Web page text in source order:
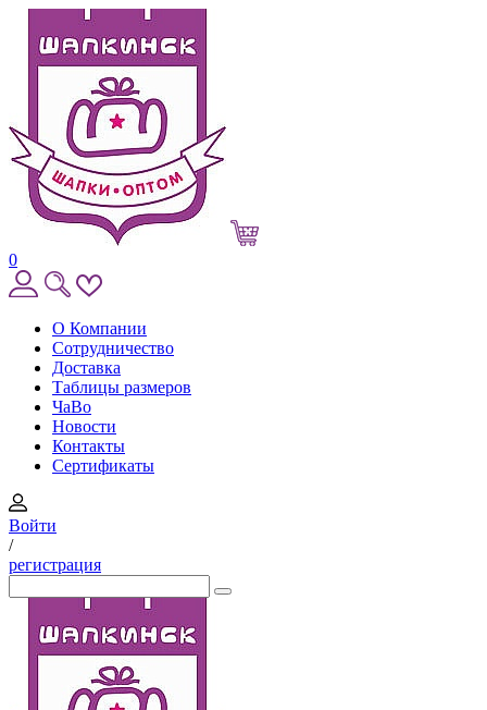
0
О Компании
Сотрудничество
Доставка
Таблицы размеров
ЧаВо
Новости
Контакты
Сертификаты
Войти
/
регистрация